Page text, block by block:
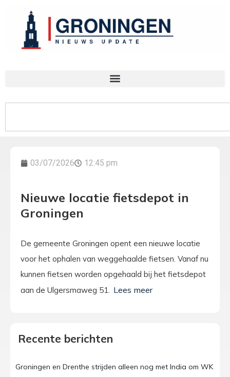
03/07/2026 12:45 pm
Nieuwe locatie fietsdepot in
Groningen
De gemeente Groningen opent een nieuwe locatie
voor het ophalen van weggehaalde fietsen. Vanaf nu
kunnen fietsen worden opgehaald bij het fietsdepot
aan de Ulgersmaweg 51.
Recente berichten
Groningen en Drenthe strijden alleen nog met India om WK